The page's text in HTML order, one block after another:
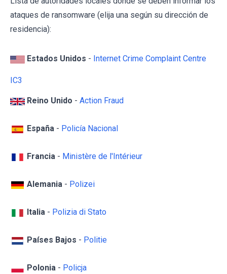
ataques de ransomware (elija una según su dirección de
residencia):
Estados Unidos - Internet Crime Complaint Centre
IC3
Reino Unido - Action Fraud
España - Policía Nacional
Francia - Ministère de l'Intérieur
Alemania - Polizei
Italia - Polizia di Stato
Países Bajos - Politie
Polonia - Policja